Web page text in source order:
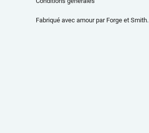
Fabriqué avec amour parForge et Smith.